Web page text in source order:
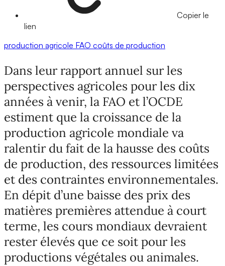
Copier le
lien
production agricole FAO coûts de production
Dans leur rapport annuel sur les
perspectives agricoles pour les dix
années à venir, la FAO et l’OCDE
estiment que la croissance de la
production agricole mondiale va
ralentir du fait de la hausse des coûts
de production, des ressources limitées
et des contraintes environnementales.
En dépit d’une baisse des prix des
matières premières attendue à court
terme, les cours mondiaux devraient
rester élevés que ce soit pour les
productions végétales ou animales.